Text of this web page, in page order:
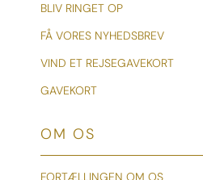
BLIV RINGET OP
FÅ VORES NYHEDSBREV
VIND ET REJSEGAVEKORT
GAVEKORT
OM OS
FORTÆLLINGEN OM OS